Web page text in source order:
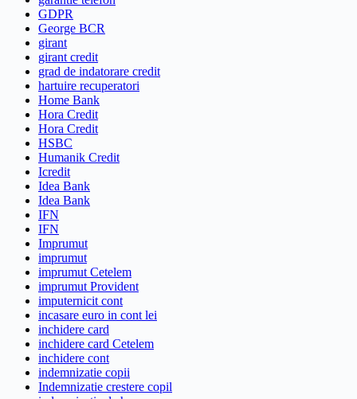
GDPR
George BCR
girant
girant credit
grad de indatorare credit
hartuire recuperatori
Home Bank
Hora Credit
Hora Credit
HSBC
Humanik Credit
Icredit
Idea Bank
Idea Bank
IFN
IFN
Imprumut
imprumut
imprumut Cetelem
imprumut Provident
imputernicit cont
incasare euro in cont lei
inchidere card
inchidere card Cetelem
inchidere cont
indemnizatie copii
Indemnizatie crestere copil